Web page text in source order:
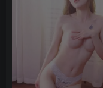
009.Aery Tiefling –
008.Aery Tiefling –
007.Aery Tiefling –
006.Aery Tiefling –
005.Aery Tiefling –